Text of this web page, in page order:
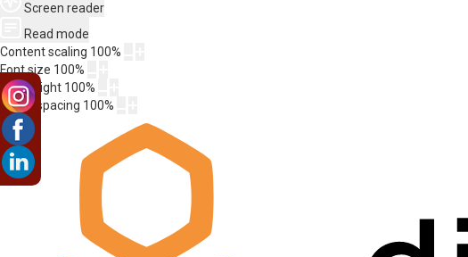
Screen reader
Read mode
Content scaling 100%
Font size 100%
Line height 100%
Letter spacing 100%